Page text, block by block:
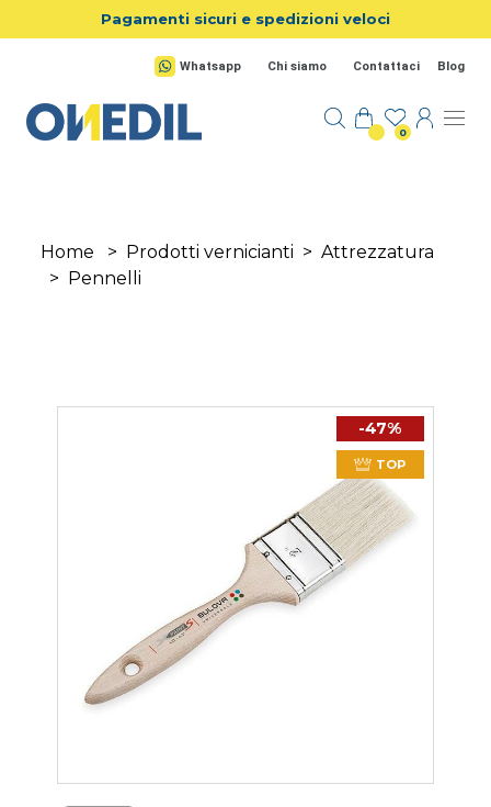
Salta al contenuto principale
Pagamenti sicuri e spedizioni veloci
Whatsapp Chi siamo Contattaci Blog
0
Home > Prodotti vernicianti > Attrezzatura
>
Pennelli
-47%
TOP